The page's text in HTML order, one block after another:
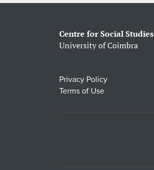
Centre for Social Studies
University of Coimbra
Privacy Policy
Terms of Use